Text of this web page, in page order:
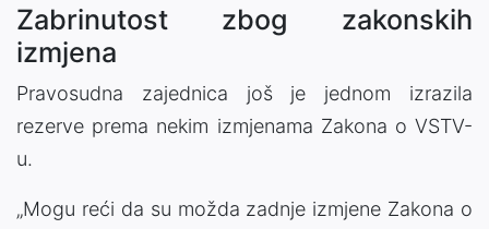
Zabrinutost zbog zakonskih
izmjena
Pravosudna zajednica još je jednom izrazila
rezerve prema nekim izmjenama Zakona o VSTV-
u.
„Mogu reći da su možda zadnje izmjene Zakona o